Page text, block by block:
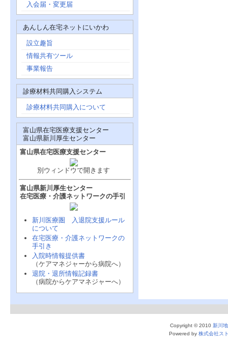
入会届・変更届
あんしん在宅ネットにいかわ
設立趣旨
情報共有ツール
事業報告
診療材料共同購入システム
診療材料共同購入について
富山県在宅医療支援センター
富山県新川厚生センター
富山県在宅医療支援センター
別ウィンドウで開きます
富山県新川厚生センター
在宅医療・介護ネットワークの手引
新川医療圏 入退院支援ルール
について
在宅医療・介護ネットワークの
手引き
入院時情報提供書
（ケアマネジャーから病院へ）
退院・退所情報記録書
（病院からケアマネジャーへ）
Copyright © 2010 新川
Powered by 株式会社ス